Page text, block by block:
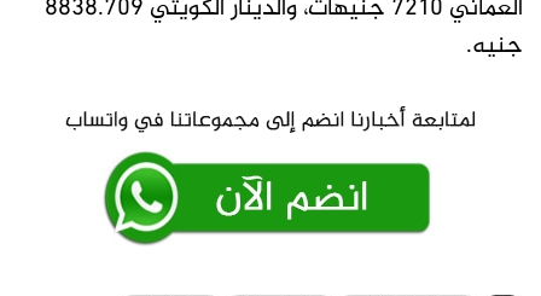
العماني 7210 جنيهات، والدينار الكويتي 8838.709
جنيه.